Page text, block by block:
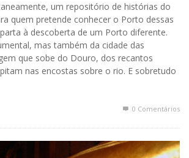
um repositório de histórias do
quem pretende conhecer o Porto dessas
à descoberta de um Porto diferente.
mas também da cidade das
que sobe do Douro, dos recantos
nas encostas sobre o rio. E sobretudo
0 Comentários